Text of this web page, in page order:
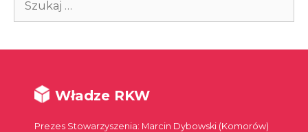
Władze RKW
Prezes Stowarzyszenia: Marcin Dybowski (Komorów)